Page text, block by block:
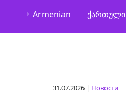
Armenian ქართული
31.07.2026 | Новости